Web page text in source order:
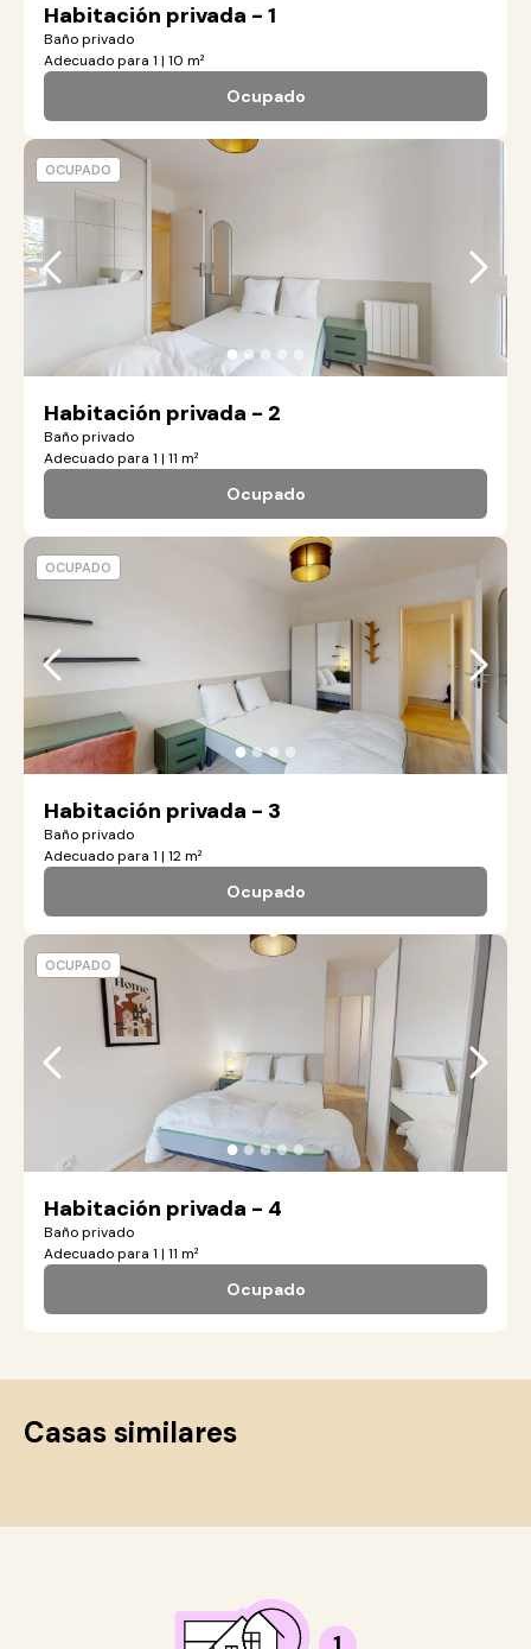
Habitación privada - 1
Baño privado
Adecuado para 1 | 10 m²
Ocupado
●● ● ● ●
Habitación privada - 2
Baño privado
Adecuado para 1 | 11 m²
Ocupado
OCUPADO
●●● ●
Habitación privada - 3
Baño privado
Adecuado para 1 | 12 m²
Ocupado
OCUPADO
●●●●●
Habitación privada - 4
Baño privado
Adecuado para 1 | 11 m²
Ocupado
OCUPADO
Casas similares